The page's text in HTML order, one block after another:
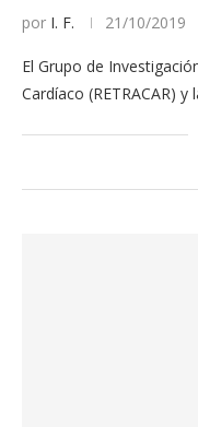
por I. F. 21/10/2019
El Grupo de
Cardíaco (RETRACAR)